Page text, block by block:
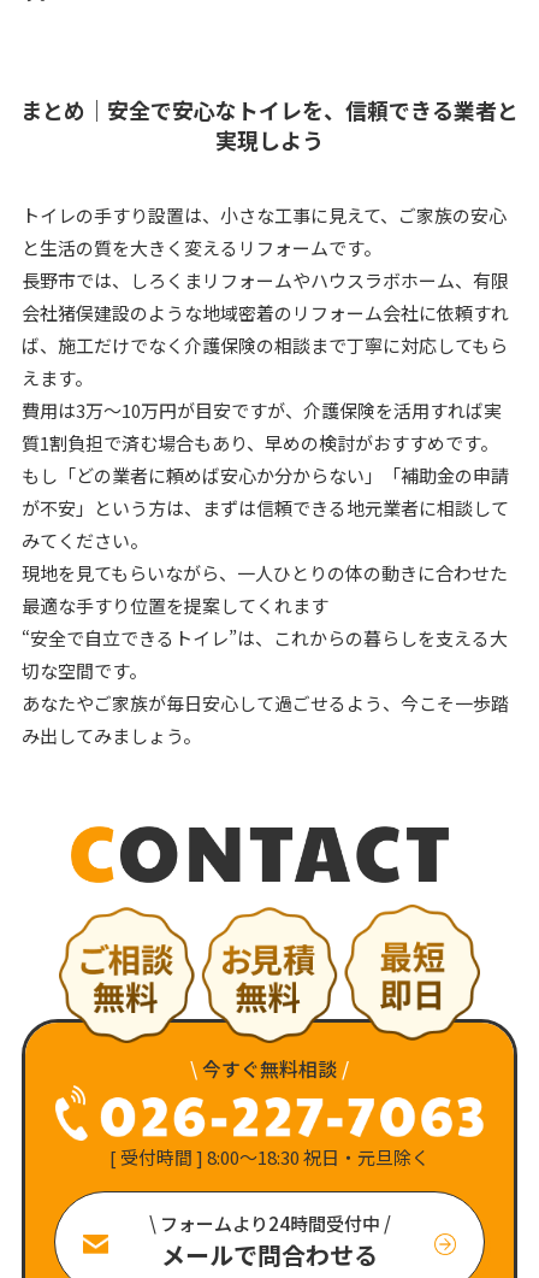
まとめ｜安全で安心なトイレを、信頼できる業者と
実現しよう
トイレの手すり設置は、小さな工事に見えて、ご家族の安心
と生活の質を大きく変えるリフォームです。
長野市では、しろくまリフォームやハウスラボホーム、有限
会社猪俣建設のような地域密着のリフォーム会社に依頼すれ
ば、施工だけでなく介護保険の相談まで丁寧に対応してもら
えます。
費用は3万〜10万円が目安ですが、介護保険を活用すれば実
質1割負担で済む場合もあり、早めの検討がおすすめです。
もし「どの業者に頼めば安心か分からない」「補助金の申請
が不安」という方は、まずは信頼できる地元業者に相談して
みてください。
現地を見てもらいながら、一人ひとりの体の動きに合わせた
最適な手すり位置を提案してくれます
“安全で自立できるトイレ”は、これからの暮らしを支える大
切な空間です。
あなたやご家族が毎日安心して過ごせるよう、今こそ一歩踏
み出してみましょう。
\今すぐ無料相談 /
[ 受付時間 ] 8:00〜18:30 祝日・元旦除く
\ フォームより24時間受付中 /
メールで問合わせる